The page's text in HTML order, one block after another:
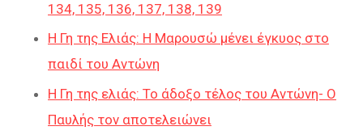
134, 135, 136, 137, 138, 139
Η Γη της Ελιάς: Η Μαρουσώ μένει έγκυος στο
παιδί του Αντώνη
Η Γη της ελιάς: Το άδοξο τέλος του Αντώνη- Ο
Παυλής τον αποτελειώνει